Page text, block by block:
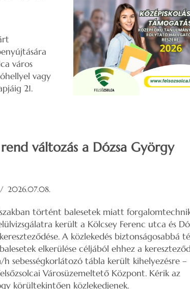
város
vagy
21.
változás a Dózsa György
2026.07.08.
történt balesetek miatt
került a Kölcsey Ferenc utca és
A közlekedés biztonságosabbá
elkerülése céljából ehhez a
sebességkorlátozó tábla került kihelyezésre –
Városüzemeltető Központ. Kérik az
körültekintően közlekedjenek.